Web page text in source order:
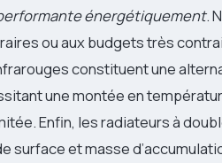
énergétiquement.
ou aux budgets très
constituent une
une montée en
Enfin, les radiateurs à
surface et masse